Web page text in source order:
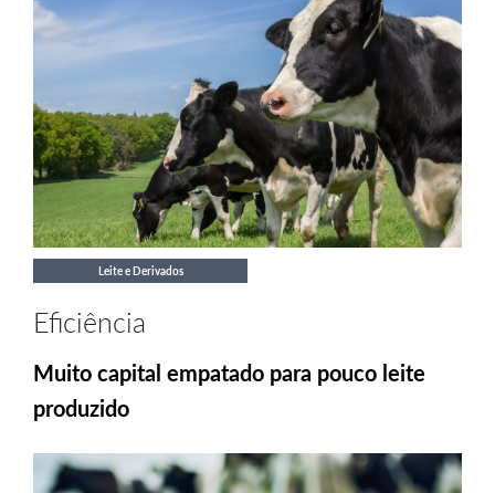
Leite e Derivados
Eficiência
Muito capital empatado para pouco leite
produzido